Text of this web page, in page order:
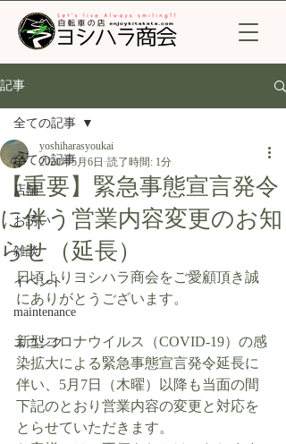
記事
全ての記事
店舗
お誘い
雑談
イベント
maintenance
エコシク
全ての記事
【重要】緊急事態宣言発令
に伴う営業内容変更のお知
らせ（延長）
yoshiharasyoukai
2020年5月6日 読了時間: 1分
日頃よりヨシハラ商会をご愛顧頂き誠
にありがとうございます。
新型コロナウイルス（COVID-19）の感
染拡大による緊急事態宣言発令延長に
伴い、5月7日（木曜）以降も当面の間
下記のとおり営業内容の変更と対応を
とらせていただきます。